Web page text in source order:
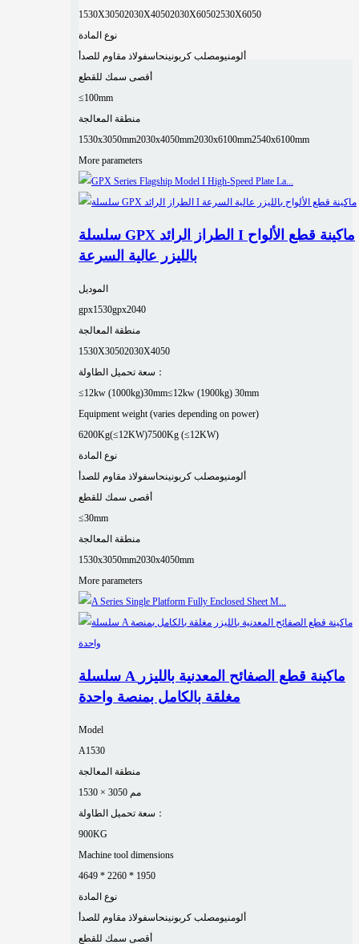
1530X30502030X40502030X60502530X6050
نوع المادة
ألومنيومصلب كربونينحاسفولاذ مقاوم للصدأ
أقصى سمك للقطع
≤100mm
منطقة المعالجة
1530x3050mm2030x4050mm2030x6100mm2540x6100mm
More parameters
سلسلة GPX الطراز الرائد I ماكينة قطع الألواح
بالليزر عالية السرعة
الموديل
gpx1530gpx2040
منطقة المعالجة
1530X30502030X4050
سعة تحميل الطاولة：
≤12kw (1000kg)30mm≤12kw (1900kg) 30mm
Equipment weight (varies depending on power)
6200Kg(≤12KW)7500Kg (≤12KW)
نوع المادة
ألومنيومصلب كربونينحاسفولاذ مقاوم للصدأ
أقصى سمك للقطع
≤30mm
منطقة المعالجة
1530x3050mm2030x4050mm
More parameters
سلسلة A ماكينة قطع الصفائح المعدنية بالليزر
مغلقة بالكامل بمنصة واحدة
Model
A1530
منطقة المعالجة
1530 × 3050 مم
سعة تحميل الطاولة：
900KG
Machine tool dimensions
4649 * 2260 * 1950
نوع المادة
ألومنيومصلب كربونينحاسفولاذ مقاوم للصدأ
أقصى سمك للقطع